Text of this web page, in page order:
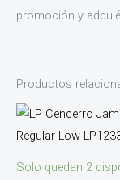
promoción y
Productos
Solo quedan 2